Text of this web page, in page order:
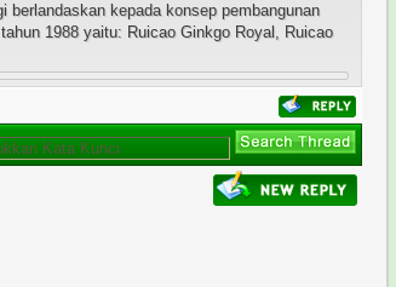
kepada konsep pembangunan
1988 yaitu: Ruicao Ginkgo Royal, Ruicao